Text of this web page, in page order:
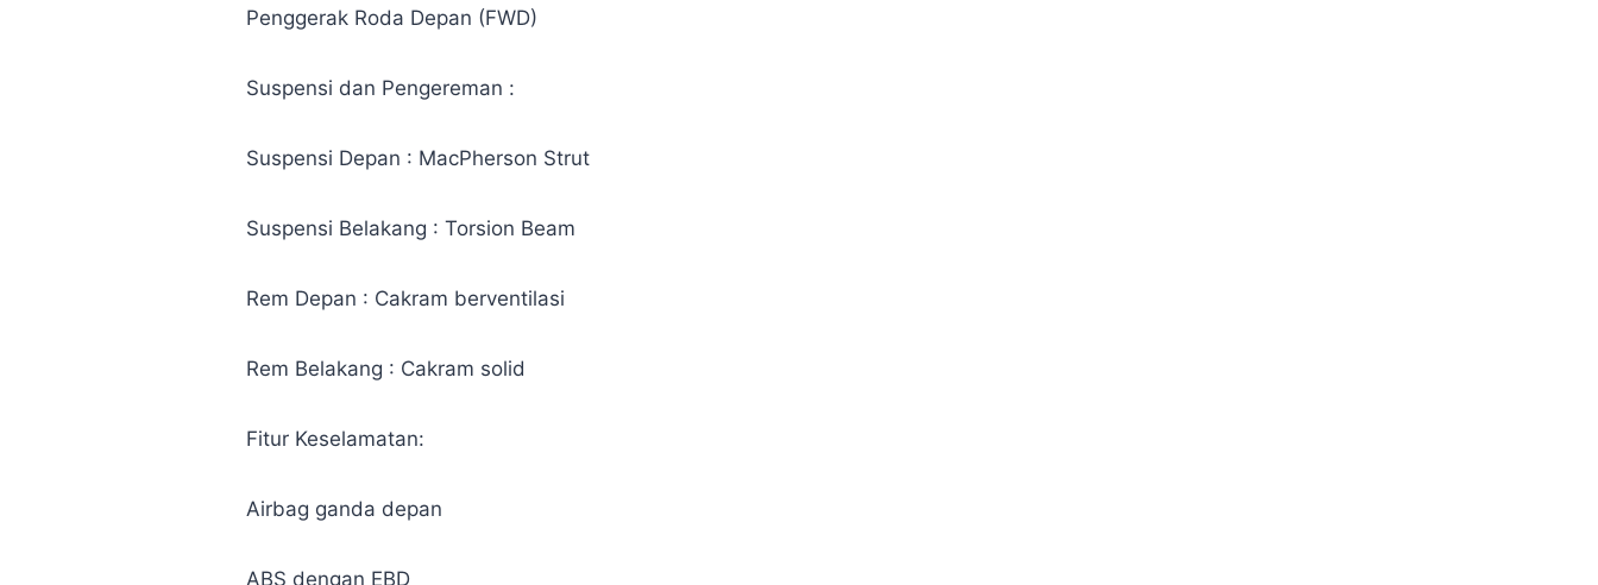
Penggerak Roda Depan (FWD)
Suspensi dan Pengereman :
Suspensi Depan : MacPherson Strut
Suspensi Belakang : Torsion Beam
Rem Depan : Cakram berventilasi
Rem Belakang : Cakram solid
Fitur Keselamatan:
Airbag ganda depan
ABS dengan EBD